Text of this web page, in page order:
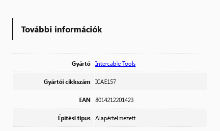
További információk
Gyártó Intercable Tools
Gyártói cikkszám ICAE157
EAN 8014212201423
Építési típus Alapértelmezett